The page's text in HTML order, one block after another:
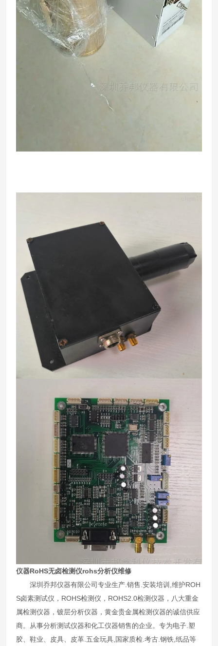
仪器RoHS无卤检测仪rohs分析仪维修
深圳乔邦仪器有限公司专业生产.销售.安装培训,维护ROH
S卤素测试仪，ROHS检测仪，ROHS2.0检测仪器，八大重金
属检测仪器，镀层分析仪器，黄金贵金属检测仪器的诚信供应
商。从事分析测试仪器和化工仪器销售的企业。专为电子.塑
胶、鞋业、皮具、皮革.五金玩具,国家质检.考古.钢铁,纸品等